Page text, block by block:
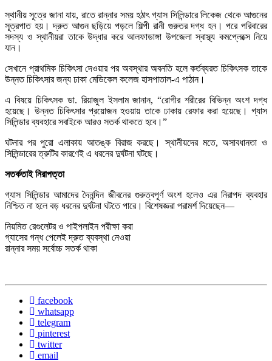
স্থানীয় সূত্রে জানা যায়, রাতে রান্নার সময় হঠাৎ গ্যাস সিলিন্ডারে লিকেজ থেকে আগুনের
সূত্রপাত হয়। দ্রুত আগুন ছড়িয়ে পড়লে শিল্পী রানী গুরুতর দগ্ধ হন। পরে পরিবারের
সদস্য ও স্থানীয়রা তাকে উদ্ধার করে আলফাডাঙ্গা উপজেলা স্বাস্থ্য কমপ্লেক্সে নিয়ে
যান।
সেখানে প্রাথমিক চিকিৎসা দেওয়ার পর অবস্থার অবনতি হলে কর্তব্যরত চিকিৎসক তাকে
উন্নত চিকিৎসার জন্য ঢাকা মেডিকেল কলেজ হাসপাতাল-এ পাঠান।
এ বিষয়ে চিকিৎসক ডা. রিয়াজুল ইসলাম জানান, “রোগীর শরীরের বিভিন্ন অংশ দগ্ধ
হয়েছে। উন্নত চিকিৎসার প্রয়োজন হওয়ায় তাকে ঢাকায় রেফার করা হয়েছে। গ্যাস
সিলিন্ডার ব্যবহারে সবাইকে আরও সতর্ক থাকতে হবে।”
ঘটনার পর পুরো এলাকায় আতঙ্ক বিরাজ করছে। স্থানীয়দের মতে, অসাবধানতা ও
সিলিন্ডারের ত্রুটির কারণেই এ ধরনের দুর্ঘটনা ঘটছে।
সতর্কতাই নিরাপত্তা
গ্যাস সিলিন্ডার আমাদের দৈনন্দিন জীবনের গুরুত্বপূর্ণ অংশ হলেও এর নিরাপদ ব্যবহার
নিশ্চিত না হলে বড় ধরনের দুর্ঘটনা ঘটতে পারে। বিশেষজ্ঞরা পরামর্শ দিয়েছেন—
নিয়মিত রেগুলেটর ও পাইপলাইন পরীক্ষা করা
গ্যাসের গন্ধ পেলেই দ্রুত ব্যবস্থা নেওয়া
রান্নার সময় সর্বোচ্চ সতর্ক থাকা
facebook
whatsapp
telegram
pinterest
twitter
email